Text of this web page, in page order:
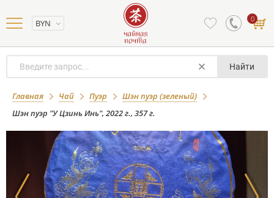
BYN 0
Найти
Главная Чай Пуэр
Шэн пуэр (зеленый)
Шэн пуэр "У Цзинь Инь", 2022 г., 357 г.
Шэн пуэр "У Цзинь Инь", 2022 г., 357 г.